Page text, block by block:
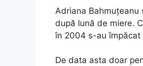
Adriana
după lună de miere.
în 2004 s-au
De data asta doar